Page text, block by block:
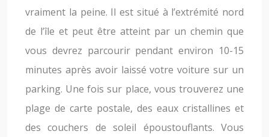
vraiment la peine. Il est situé à l’extrémité nord
de l’île et peut être atteint par un chemin que
vous devrez parcourir pendant environ 10-15
minutes après avoir laissé votre voiture sur un
parking. Une fois sur place, vous trouverez une
plage de carte postale, des eaux cristallines et
des couchers de soleil époustouflants. Vous